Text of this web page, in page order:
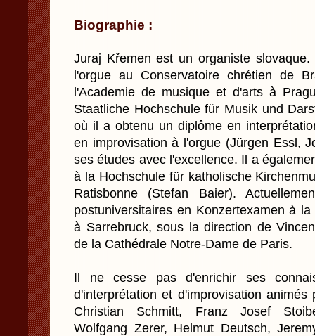
Biographie :
Juraj Křemen est un organiste
l'orgue au Conservatoire chrétien de
l'Academie de musique et d'arts à
Staatliche Hochschule für Musik und
où il a obtenu un diplôme en
en improvisation à l'orgue (Jürgen Essl,
ses études avec l'excellence. Il a
à la Hochschule für katholische
Ratisbonne (Stefan Baier).
postuniversitaires en Konzertexamen à
à Sarrebruck, sous la direction de
de la Cathédrale Notre-Dame de Paris.
Il ne cesse pas d'enrichir ses
d'interprétation et d'improvisation
Christian Schmitt, Franz Josef
Wolfgang Zerer, Helmut Deutsch,